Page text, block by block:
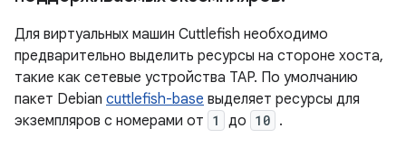
Для виртуальных машин Cuttlefish необходимо
предварительно выделить ресурсы на стороне хоста,
такие как сетевые устройства TAP. По умолчанию
пакет Debian cuttlefish-base выделяет ресурсы для
экземпляров с номерами от 1 до 10 .